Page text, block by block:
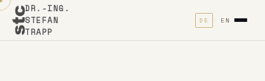
DR.-ING.
STEFAN
TRAPP
DE EN